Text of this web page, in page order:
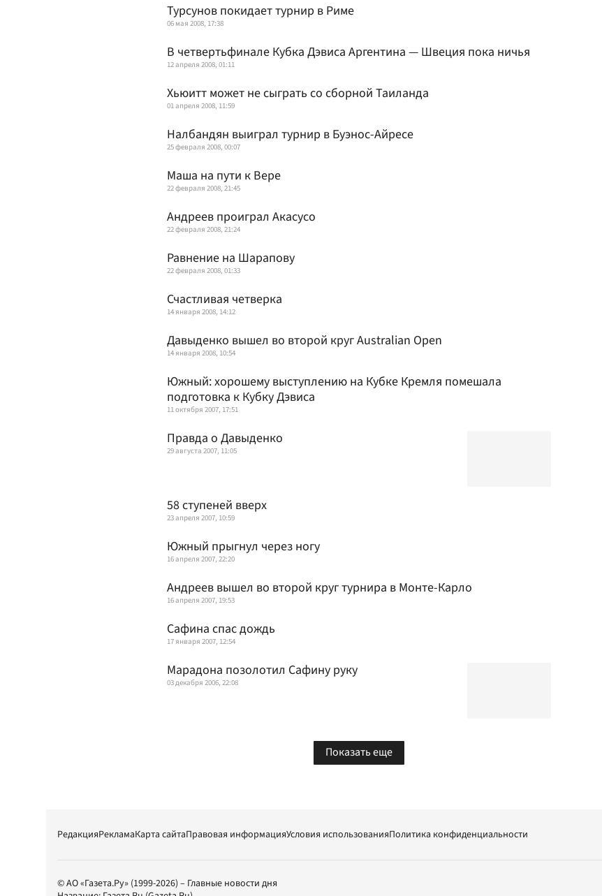
Турсунов покидает турнир в Риме
06 мая 2008, 17:38
В четвертьфинале Кубка Дэвиса Аргентина — Швеция пока ничья
12 апреля 2008, 01:11
Хьюитт может не сыграть со сборной Таиланда
01 апреля 2008, 11:59
Налбандян выиграл турнир в Буэнос-Айресе
25 февраля 2008, 00:07
Маша на пути к Вере
22 февраля 2008, 21:45
Андреев проиграл Акасусо
22 февраля 2008, 21:24
Равнение на Шарапову
22 февраля 2008, 01:33
Счастливая четверка
14 января 2008, 14:12
Давыденко вышел во второй круг Australian Open
14 января 2008, 10:54
Южный: хорошему выступлению на Кубке Кремля помешала
подготовка к Кубку Дэвиса
11 октября 2007, 17:51
Правда о Давыденко
29 августа 2007, 11:05
58 ступеней вверх
23 апреля 2007, 10:59
Южный прыгнул через ногу
16 апреля 2007, 22:20
Андреев вышел во второй круг турнира в Монте-Карло
16 апреля 2007, 19:53
Сафина спас дождь
17 января 2007, 12:54
Марадона позолотил Сафину руку
03 декабря 2006, 22:08
Показать еще
РедакцияРекламаКарта сайтаПравовая информацияУсловия использованияПолитика конфиденциальности
© АО «Газета.Ру» (1999-2026) – Главные новости дня